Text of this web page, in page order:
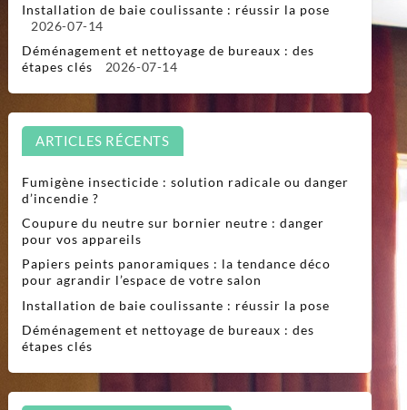
Installation de baie coulissante : réussir la pose
2026-07-14
Déménagement et nettoyage de bureaux : des
étapes clés
2026-07-14
ARTICLES RÉCENTS
Fumigène insecticide : solution radicale ou danger
d’incendie ?
Coupure du neutre sur bornier neutre : danger
pour vos appareils
Papiers peints panoramiques : la tendance déco
pour agrandir l’espace de votre salon
Installation de baie coulissante : réussir la pose
Déménagement et nettoyage de bureaux : des
étapes clés